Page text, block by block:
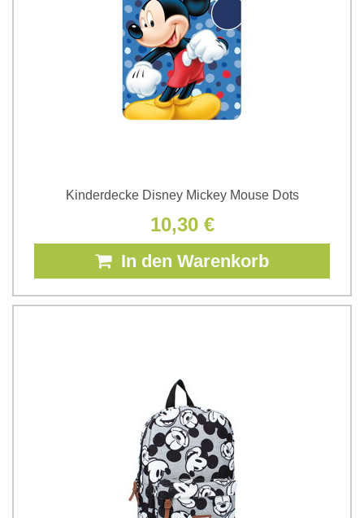
Kinderdecke Disney Mickey Mouse Dots
10,30 €
In den Warenkorb